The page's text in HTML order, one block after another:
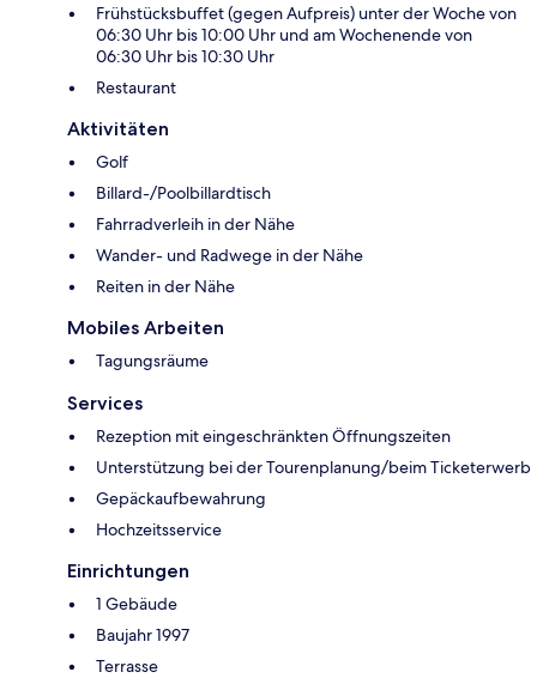
Frühstücksbuffet (gegen Aufpreis) unter der Woche von
06:30 Uhr bis 10:00 Uhr und am Wochenende von
06:30 Uhr bis 10:30 Uhr
Restaurant
Aktivitäten
Golf
Billard-/Poolbillardtisch
Fahrradverleih in der Nähe
Wander- und Radwege in der Nähe
Reiten in der Nähe
Mobiles Arbeiten
Tagungsräume
Services
Rezeption mit eingeschränkten Öffnungszeiten
Unterstützung bei der Tourenplanung/beim Ticketerwerb
Gepäckaufbewahrung
Hochzeitsservice
Einrichtungen
1 Gebäude
Baujahr 1997
Terrasse